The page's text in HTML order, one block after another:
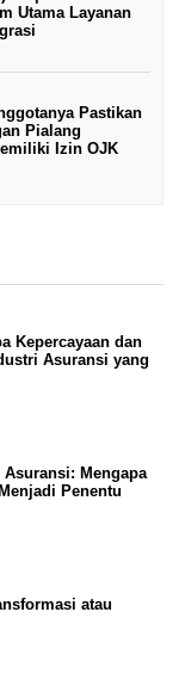
Utama Layanan
Pastikan
Pialang
Izin OJK
Kepercayaan dan
Asuransi yang
Mengapa
Penentu
atau